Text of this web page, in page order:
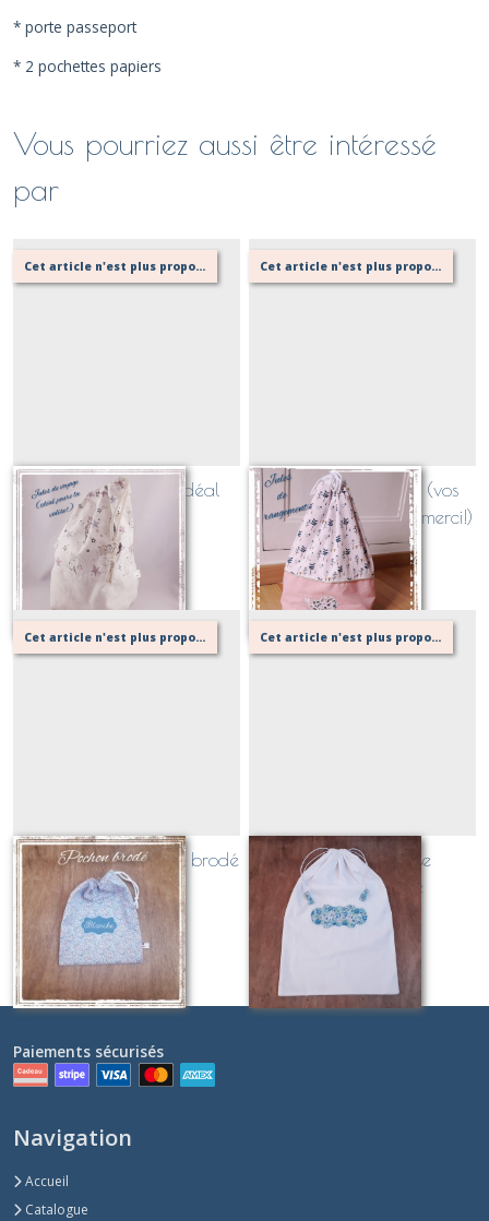
* porte passeport
* 2 pochettes papiers
Vous pourriez aussi être intéressé
par
Cet article n'est plus proposé, retournez au menu principal ou contactez moi!
Jules de voyage! (idéal
dans la valise!)
Sur demande
Cet article n'est plus proposé, retournez au menu principal ou contactez moi!
Jules de rangement (vos
placards vous diront merci!)
Sur demande
Cet article n'est plus proposé, retournez au menu principal ou contactez moi!
Pochon de rangement brodé
Sur demande
Cet article n'est plus proposé, retournez au menu principal ou contactez moi!
Pochon à coulisse
personnalisable
Sur demande
Paiements sécurisés
Navigation
Accueil
Catalogue